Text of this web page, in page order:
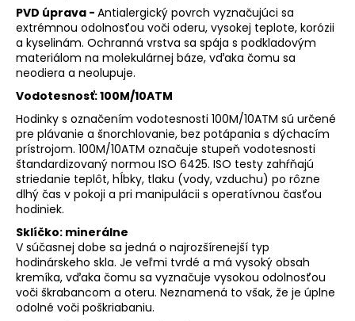
PVD úprava - Antialergický povrch vyznačujúci sa
extrémnou odolnosťou voči oderu, vysokej teplote, korózii
a kyselinám. Ochranná vrstva sa spája s podkladovým
materiálom na molekulárnej báze, vďaka čomu sa
neodiera a neolupuje.
Vodotesnosť: 100M/10ATM
Hodinky s označením vodotesnosti 100M/10ATM sú určené
pre plávanie a šnorchlovanie, bez potápania s dýchacím
prístrojom. 100M/10ATM označuje stupeň vodotesnosti
štandardizovaný normou ISO 6425. ISO testy zahŕňajú
striedanie teplôt, hĺbky, tlaku (vody, vzduchu) po rôzne
dlhý čas v pokoji a pri manipulácii s operatívnou časťou
hodiniek.
Sklíčko: minerálne
V súčasnej dobe sa jedná o najrozšírenejší typ
hodinárskeho skla. Je veľmi tvrdé a má vysoký obsah
kremíka, vďaka čomu sa vyznačuje vysokou odolnosťou
voči škrabancom a oteru. Neznamená to však, že je úplne
odolné voči poškriabaniu.